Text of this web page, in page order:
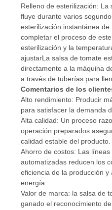
Relleno de esterilización:
fluye durante varios
esterilización instantánea
completar el proceso de
esterilización y la
ajustarLa salsa de tomate
directamente a la máquina
a través de tuberías para
Comentarios de los
Alto rendimiento: Producir
para satisfacer la demanda
Alta calidad: Un proceso
operación preparados
calidad estable del producto.
Ahorro de costos: Las líneas
automatizadas reducen los
eficiencia de la producción y
energía.
Valor de marca: la salsa de
ganado el reconocimiento